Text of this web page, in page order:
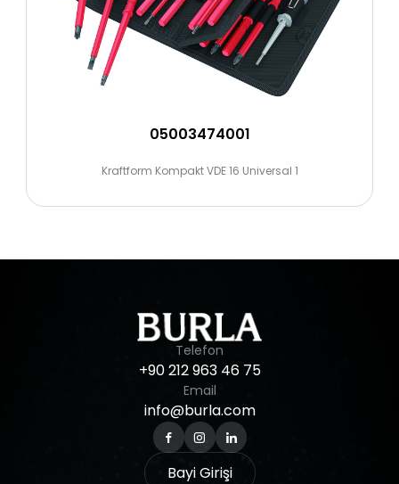
05003474001
Kraftform Kompakt VDE 16 Universal 1
Telefon
+90212963 46 75
Email
info@burla.com
Bayi Girişi